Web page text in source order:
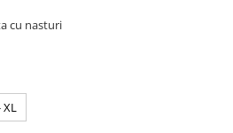
cu nasturi
XL